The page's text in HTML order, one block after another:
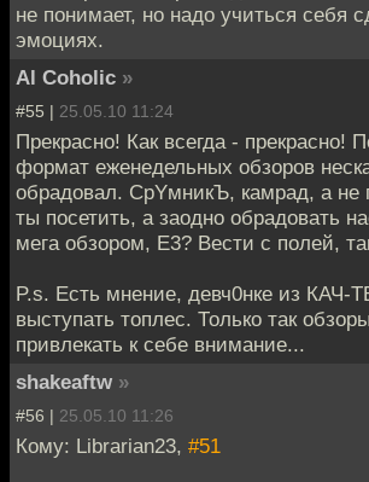
не понимает, но надо учиться себя
эмоциях.
Al Coholic »
#55 | 25.05.10 11:24
Прекрасно! Как всегда - прекрасно!
формат еженедельных обзоров
обрадовал. CpYмникЪ, камрад, а не
ты посетить, а заодно обрадовать
мега обзором, Е3? Вести с полей,
P.s. Есть мнение, девч0нке из КАЧ-
выступать топлес. Только так
привлекать к себе внимание...
shakeaftw »
#56 | 25.05.10 11:26
Кому: Librarian23, #51